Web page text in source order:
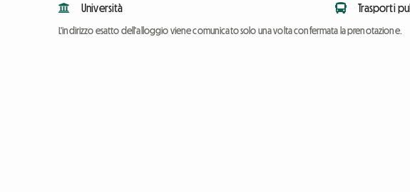
Università Trasporti
L'indirizzo esatto dell'alloggio viene comunicato solo una volta confermata la prenotazione.